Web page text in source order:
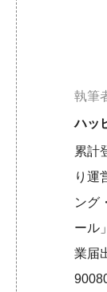
執筆
ハッ
累計
り運
ング
ール
業届